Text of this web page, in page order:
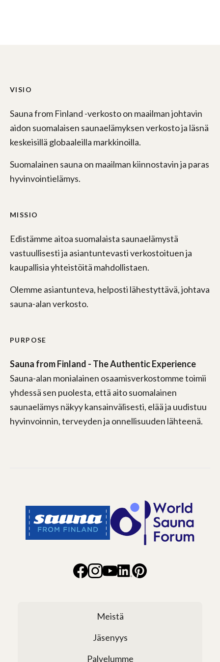
VISIO
Sauna from Finland -verkosto on maailman johtavin
aidon suomalaisen saunaelämyksen verkosto ja läsnä
keskeisillä globaaleilla markkinoilla.
Suomalainen sauna on maailman kiinnostavin ja paras
hyvinvointielämys.
MISSIO
Edistämme aitoa suomalaista saunaelämystä
vastuullisesti ja asiantuntevasti verkostoituen ja
kaupallisia yhteistöitä mahdollistaen.
Olemme asiantunteva, helposti lähestyttävä, johtava
sauna-alan verkosto.
PURPOSE
Sauna from Finland - The Authentic Experience
Sauna-alan monialainen osaamisverkostomme toimii
yhdessä sen puolesta, että aito suomalainen
saunaelämys näkyy kansainvälisesti, elää ja uudistuu
hyvinvoinnin, terveyden ja onnellisuuden lähteenä.
Meistä
Jäsenyys
Palvelumme